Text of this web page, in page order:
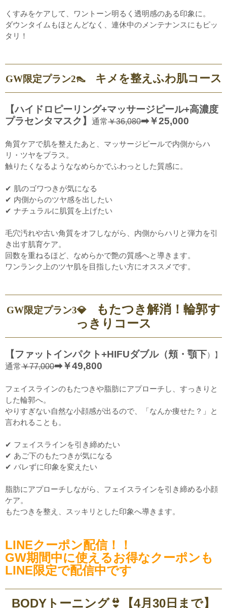
くすみをケアして、ワントーン明るく透明感のある印象に。
ダウンタイムもほとんどなく、連休中のメンテナンスにもピッ
タリ！
GW限定プラン2👠 キメを整えふわ肌コース
【ハイドロピーリング+マッサージピール+高濃度
プラセンタマスク】
通常￥36,080➡￥25,000
角質ケアで肌を整えたあと、マッサージピールで内側からハ
リ・ツヤをプラス。
触りたくなるようななめらかでふわっとした質感に。
✔ 肌のゴワつきが気になる
✔ 内側からのツヤ感を出したい
✔ ナチュラルに肌質を上げたい
毛穴汚れや古い角質をオフしながら、内側からハリと弾力を引
き出す肌育ケア。
回数を重ねるほど、なめらかで艶の質感へと導きます。
ワンランク上のツヤ肌を目指したい方にオススメです。
GW限定プラン3💎 もたつき解消！ 輪郭す
っきりコース
【ファットインパクト+HIFUダブル（頬・顎下）】
通常￥77,000➡￥49,800
フェイスラインのもたつきや脂肪にアプローチし、すっきりと
した輪郭へ。
やりすぎない自然な小顔感が出るので、「なんか痩せた？」と
言われることも。
✔ フェイスラインを引き締めたい
✔ あご下のもたつきが気になる
✔ バレずに印象を変えたい
脂肪にアプローチしながら、フェイスラインを引き締める小顔
ケア。
もたつきを整え、スッキリとした印象へ導きます。
LINEクーポン配信！！
GW期間中に使えるお得なクーポンも
LINE限定で配信中です
BODYトーニング👙【4月30日まで】